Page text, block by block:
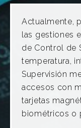
Actualmente,
las gestiones
de Control de
temperatura,
Supervisión
accesos con
tarjetas
biométricos o